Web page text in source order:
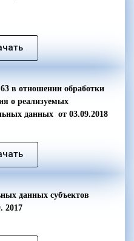
в отношении обработки
о реализуемых
данных от 03.09.2018
данных субъектов
2017